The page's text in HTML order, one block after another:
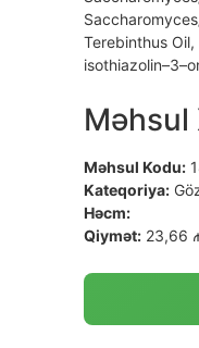
Terebinthus
Məhsul Kodu:
Kateqoriya:
Həcm:
Qiymət: 23,66